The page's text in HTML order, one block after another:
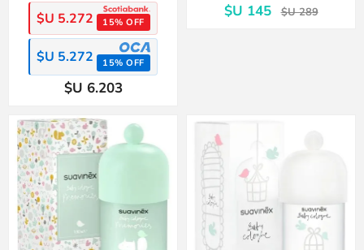
$U 5.272 15% OFF
$U 5.272 15% OFF
$U 6.203
$U 145 $U 289